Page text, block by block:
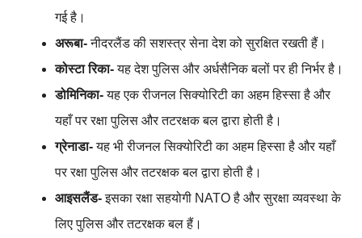
गई है।
अरूबा-नीदरलैंड की सशस्त्र सेना देश को सुरक्षित रखती हैं।
कोस्टा रिका-यह देश पुलिस और अर्धसैनिक बलों पर ही निर्भर है।
डोमिनिका-यह एक रीजनल सिक्योरिटी का अहम हिस्सा है और
यहाँ पर रक्षा पुलिस और तटरक्षक बल द्वारा होती है।
ग्रेनाडा-यह भी रीजनल सिक्योरिटी का अहम हिस्सा है और यहाँ
पर रक्षा पुलिस और तटरक्षक बल द्वारा होती है।
आइसलैंड-इसका रक्षा सहयोगी NATO है और सुरक्षा व्यवस्था के
लिए पुलिस और तटरक्षक बल हैं।